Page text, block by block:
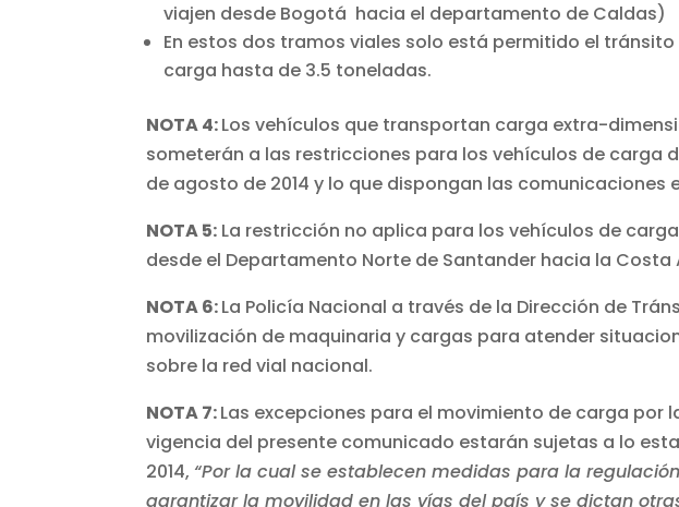
viajen desde Bogotá hacia el departamento de Caldas)
En estos dos tramos viales solo está permitido el
carga hasta de 3.5 toneladas.
NOTA 4:Los vehículos que transportan carga extra-
someterán a las restricciones para los vehículos de carga
de agosto de 2014 y lo que dispongan las comunicaciones
NOTA 5: La restricción no aplica para los vehículos de
desde el Departamento Norte de Santander hacia la Costa
NOTA 6:La Policía Nacional a través de la Dirección de
movilización de maquinaria y cargas para atender
sobre la red vial nacional.
NOTA 7:Las excepciones para el movimiento de carga por
vigencia del presente comunicado estarán sujetas a lo
2014, “Por la cual se establecen medidas para la
garantizar la movilidad en las vías del país y se dictan